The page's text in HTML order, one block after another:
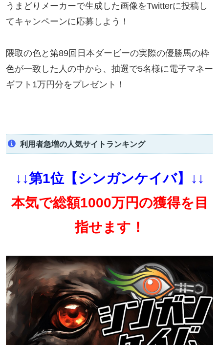
うまどりメーカーで生成した画像をTwitterに投稿し
てキャンペーンに応募しよう！
隈取の色と第89回日本ダービーの実際の優勝馬の枠
色が一致した人の中から、抽選で5名様に電子マネー
ギフト1万円分をプレゼント！
利用者急増の人気サイトランキング
↓↓第1位【シンガンケイバ】↓↓
本気で総額1000万円の獲得を目
指せます！